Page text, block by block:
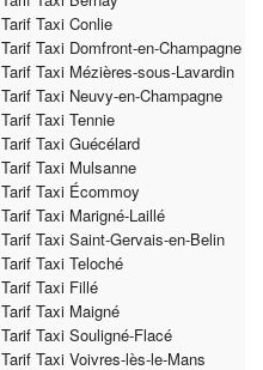
Tarif Taxi Conlie
Tarif Taxi Domfront-en-Champagne
Tarif Taxi Mézières-sous-Lavardin
Tarif Taxi Neuvy-en-Champagne
Tarif Taxi Tennie
Tarif Taxi Guécélard
Tarif Taxi Mulsanne
Tarif Taxi Écommoy
Tarif Taxi Marigné-Laillé
Tarif Taxi Saint-Gervais-en-Belin
Tarif Taxi Teloché
Tarif Taxi Fillé
Tarif Taxi Maigné
Tarif Taxi Souligné-Flacé
Tarif Taxi Voivres-lès-le-Mans